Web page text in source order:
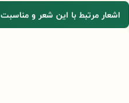
اشعار مرتبط با این شعر و مناسبت